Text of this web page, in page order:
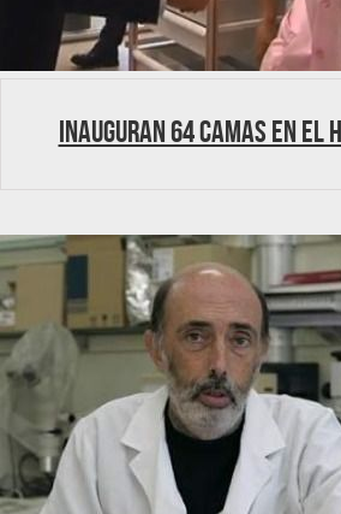
Inauguran 64 camas en el